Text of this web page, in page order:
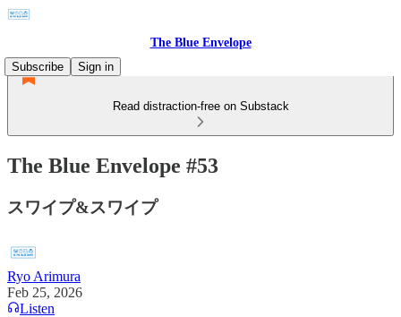
The Blue Envelope
Subscribe
Sign in
Read distraction-free on Substack
The Blue Envelope #53
スワイプ&スワイプ
Ryo Arimura
Feb 25, 2026
Listen